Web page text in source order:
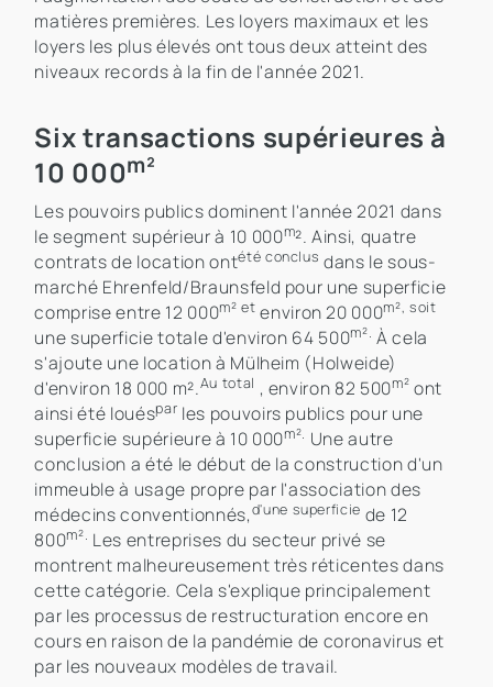
matières premières. Les loyers maximaux et les
loyers les plus élevés ont tous deux atteint des
niveaux records à la fin de l'année 2021.
Six transactions supérieures à
10 000m²
Les pouvoirs publics dominent l'année 2021 dans
le segment supérieur à 10 000m². Ainsi, quatre
contrats de location ontété conclus dans le sous-
marché Ehrenfeld/Braunsfeld pour une superficie
comprise entre 12 000m² et environ 20 000m², soit
une superficie totale d'environ 64 500m². À cela
s'ajoute une location à Mülheim (Holweide)
d'environ 18 000 m².Au total , environ 82 500m² ont
ainsi été louéspar les pouvoirs publics pour une
superficie supérieure à 10 000m². Une autre
conclusion a été le début de la construction d'un
immeuble à usage propre par l'association des
médecins conventionnés,d'une superficie de 12
800m². Les entreprises du secteur privé se
montrent malheureusement très réticentes dans
cette catégorie. Cela s'explique principalement
par les processus de restructuration encore en
cours en raison de la pandémie de coronavirus et
par les nouveaux modèles de travail.